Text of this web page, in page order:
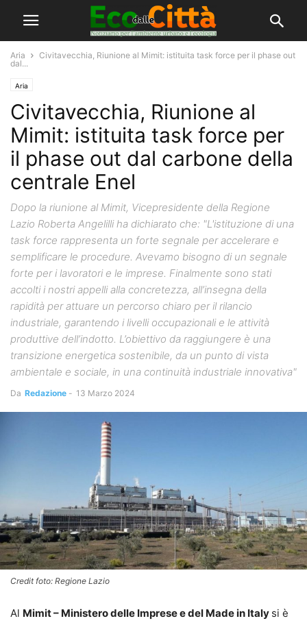
Aria
Civitavecchia, Riunione al Mimit: istituita task force per il phase out
dal...
Aria
Civitavecchia, Riunione al
Mimit: istituita task force per
il phase out dal carbone della
centrale Enel
Dopo la riunione al Mimit, Vicepresidente della Regione
Lazio Roberta Angelilli ha dichiarato che: "L'istituzione di una
task force rappresenta un forte segnale per accelerare e
semplificare le procedure. Avevamo bisogno di un segnale
forte per i lavoratori e le imprese. Finalmente sono stati
accolti i nostri appelli alla concretezza, all’insegna della
rapidità per attuare un percorso chiaro per il rilancio
industriale, garantendo i livelli occupazionali e le attività
produttive dell’indotto. L’obiettivo da raggiungere è una
transizione energetica sostenibile, da un punto di vista
ambientale e sociale, in una continuità industriale innovativa"
Da Redazione - 13 Marzo 2024
Credit foto: Regione Lazio
Al Mimit – Ministero delle Imprese e del Made in Italy si è